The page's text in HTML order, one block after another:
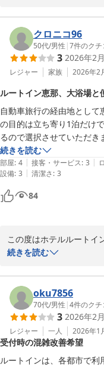
す。
お褒めのお言葉大変嬉し
これからもお客様がより
業員一同心掛けて参りま
お客様のまたのお越しを
ホテルルートイン恵那
2026-03-22
クロニコ96
50代/男性 |7件のクチ
3 2026年2
レジャー 家族 2026年2
ルートイン恵那、大浴場と
自動車旅行の経由地とし
の目的は立ち寄り1泊だけ
るので選択させていただき
もあり、コンビニもあり、
す。
続きを読む
部屋: 4 | 接客・サービス: 3 |
設備: 3 | 清潔さ: 3
84
この度はホテルルートイ
ざいました。
す。
疲労回復効果も多数あ
の疲れを癒して頂けるか
この度は、お忙しい中、
で、口コミ頂きまして、
お客様のご来館をスタッ
続きを読む
oku7856
70代/男性 |4件のクチ
3 2026年2
レジャー 一人 2026年1
受付時の混雑改善希望
ルートインは、各都市で利